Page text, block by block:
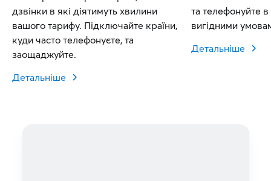
дзвінки в які діятимуть хвилини
вашого тарифу. Підключайте країни,
куди часто телефонуєте, та
заощаджуйте.
Детальніше
та телефонуйте в
вигідними
Детальніше